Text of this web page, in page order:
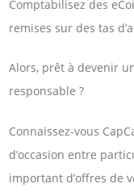
Comptabilisez des
remises sur des tas
Alors, prêt à devenir
responsable ?
Connaissez-vous
d’occasion entre
important d’offres de